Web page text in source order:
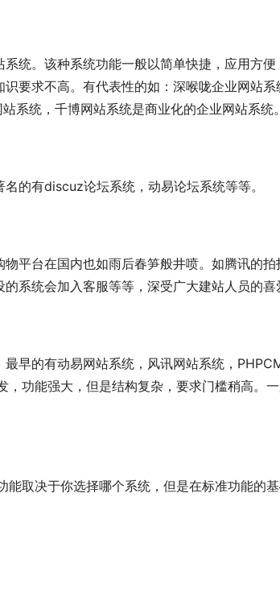
统。该种系统功能一般以简单快捷，应用方
要求不高。有代表性的如：深喉咙企业网站
系统，千博网站系统是商业化的企业网站系统。
的有discuz论坛系统，动易论坛系统等等。
平台在国内也如雨后春笋般井喷。如腾讯的
系统会加入客服等等，深受广大建站人员的喜
早的有动易网站系统，风讯网站系统，
，功能强大，但是结构复杂，要求门槛稍高。
能取决于你选择哪个系统，但是在标准功能的